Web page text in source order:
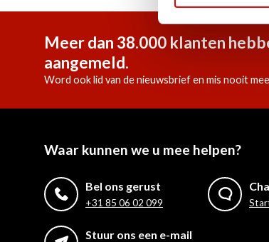
Meer dan 38.000 klanten
aangemeld.
Word ook lid van de nieuwsbrief en mis nooit
Waar kunnen we u mee helpen?
Bel ons gerust
+31 85 06 02 099
Stuur ons een e-mail